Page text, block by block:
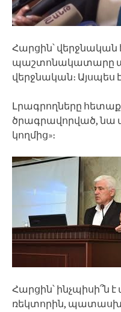
Հարցին՝ վերջնական
պաշտոնակատարը
վերջնական։ Այսպես
Լրագրողները
ծրագրավորված,
կողմից»։
Հարցին՝ ինչպիսի՞ն
ռեկտորին,